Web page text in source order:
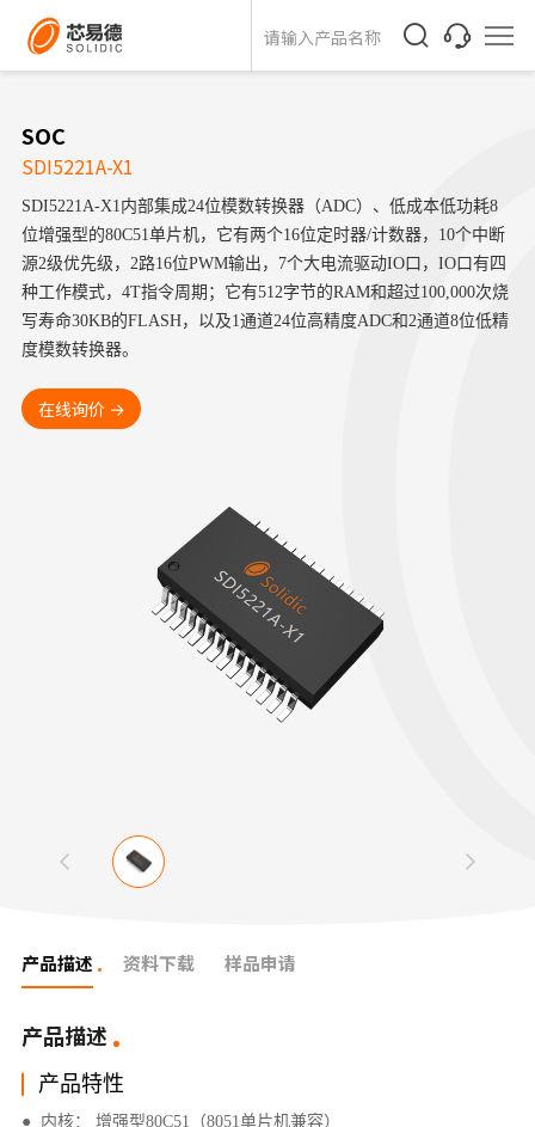
SOC
SDI5221A-X1
SDI5221A-X1内部集成24位模数转换器（ADC）、低成本低功耗8
位增强型的80C51单片机，它有两个16位定时器/计数器，10个中断
源2级优先级，2路16位PWM输出，7个大电流驱动IO口，IO口有四
种工作模式，4T指令周期；它有512字节的RAM和超过100,000次烧
写寿命30KB的FLASH，以及1通道24位高精度ADC和2通道8位低精
度模数转换器。
在线询价
产品描述 资料下载 样品申请
产品描述
产品特性
● 内核： 增强型80C51（8051单片机兼容）